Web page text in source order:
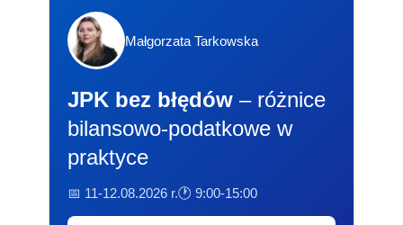
Małgorzata Tarkowska
JPK bez błędów – różnice
bilansowo-podatkowe w
praktyce
📅 11-12.08.2026 r.🕐 9:00-15:00